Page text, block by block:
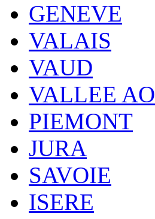
GENEVE
VALAIS
VAUD
VALLEE
PIEMONT
JURA
SAVOIE
ISERE